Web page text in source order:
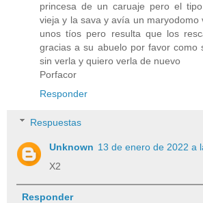
princesa de un caruaje pero el
vieja y la sava y avía un maryodomo
unos tíos pero resulta que los
gracias a su abuelo por favor como
sin verla y quiero verla de nuevo
Porfacor
Responder
Respuestas
Unknown 13 de enero de 2022 a
X2
Responder